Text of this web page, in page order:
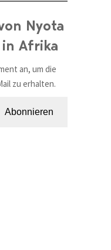
Nyota
Afrika
an, um die
zu erhalten.
Abonnieren